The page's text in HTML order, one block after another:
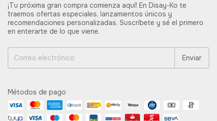
¡Tu próxima gran compra comienza aquí! En Disay-Ko te
traemos ofertas especiales, lanzamientos únicos y
recomendaciones personalizadas. Suscríbete y sé el primero
en enterarte de lo que viene.
Métodos de pago